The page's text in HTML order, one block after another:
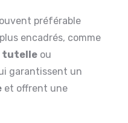
préférable
encadrés, comme
tutelle ou
garantissent un
et offrent une